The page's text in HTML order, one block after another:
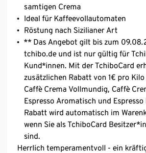
samtigen Crema
Ideal für Kaffeevollautomaten
Röstung nach Sizilianer Art
** Das Angebot gilt bis zum
tchibo.de und ist nur gültig für
Kund*innen. Mit der TchiboCard
zusätzlichen Rabatt von 1€ pro
Caffè Crema Vollmundig, Caffè
Espresso Aromatisch und
Rabatt wird automatisch im
wenn Sie als TchiboCard
sind.
Herrlich temperamentvoll - ein